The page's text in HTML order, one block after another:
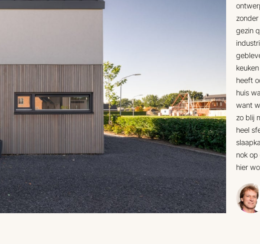
gezin
heeft
huis
want
zo blij
heel
nok
hier